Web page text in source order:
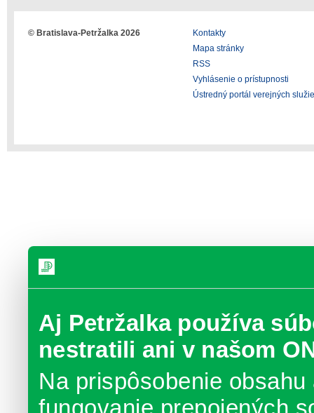
Aj Petržalka používa
nestratili ani v našom
Na prispôsobenie
© Bratislava-Petržalka 2026
Kontakty
Mapa stránky
RSS
Vyhlásenie o prístupnosti
Ústredný portál verejných